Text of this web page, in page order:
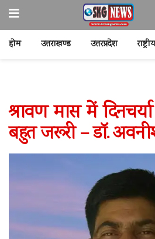
होम उत्तराखण्ड उत्तरप्रदेश राष्ट्रीय
‎श्रावण मास में
बहुत जरूरी – डॉ.